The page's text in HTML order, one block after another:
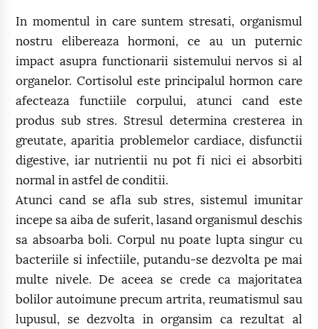
In momentul in care suntem stresati, organismul
nostru elibereaza hormoni, ce au un puternic
impact asupra functionarii sistemului nervos si al
organelor. Cortisolul este principalul hormon care
afecteaza functiile corpului, atunci cand este
produs sub stres. Stresul determina cresterea in
greutate, aparitia problemelor cardiace, disfunctii
digestive, iar nutrientii nu pot fi nici ei absorbiti
normal in astfel de conditii.
Atunci cand se afla sub stres, sistemul imunitar
incepe sa aiba de suferit, lasand organismul deschis
sa absoarba boli. Corpul nu poate lupta singur cu
bacteriile si infectiile, putandu-se dezvolta pe mai
multe nivele. De aceea se crede ca majoritatea
bolilor autoimune precum artrita, reumatismul sau
lupusul, se dezvolta in organsim ca rezultat al